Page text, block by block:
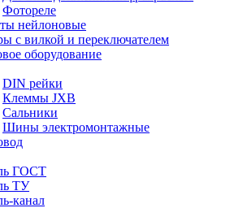
Фотореле
нейлоновые
с вилкой и переключателем
оборудование
DIN рейки
Клеммы JXB
Сальники
Шины электромонтажные
ГОСТ
ТУ
канал